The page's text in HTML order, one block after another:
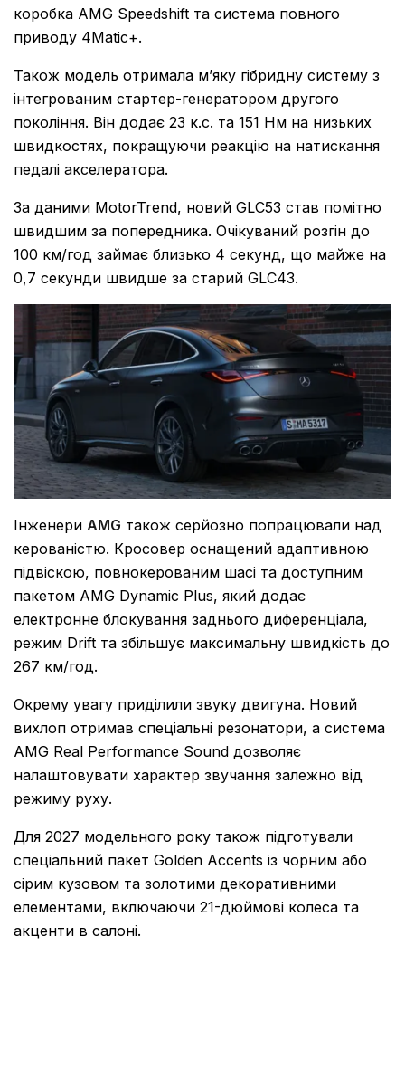
коробка AMG Speedshift та система повного
приводу 4Matic+.
Також модель отримала м’яку гібридну систему з
інтегрованим стартер-генератором другого
покоління. Він додає 23 к.с. та 151 Нм на низьких
швидкостях, покращуючи реакцію на натискання
педалі акселератора.
За даними MotorTrend, новий GLC53 став помітно
швидшим за попередника. Очікуваний розгін до
100 км/год займає близько 4 секунд, що майже на
0,7 секунди швидше за старий GLC43.
Інженери AMG також серйозно попрацювали над
керованістю. Кросовер оснащений адаптивною
підвіскою, повнокерованим шасі та доступним
пакетом AMG Dynamic Plus, який додає
електронне блокування заднього диференціала,
режим Drift та збільшує максимальну швидкість до
267 км/год.
Окрему увагу приділили звуку двигуна. Новий
вихлоп отримав спеціальні резонатори, а система
AMG Real Performance Sound дозволяє
налаштовувати характер звучання залежно від
режиму руху.
Для 2027 модельного року також підготували
спеціальний пакет Golden Accents із чорним або
сірим кузовом та золотими декоративними
елементами, включаючи 21-дюймові колеса та
акценти в салоні.